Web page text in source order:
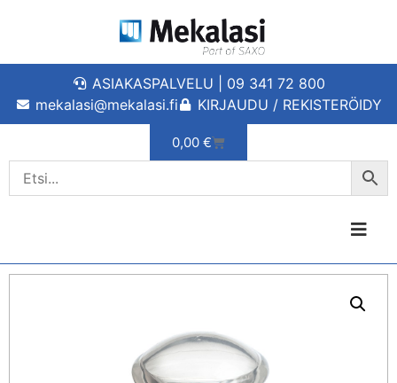
ASIAKASPALVELU | 09 341 72 800
mekalasi@mekalasi.fi
KIRJAUDU / REKISTERÖIDY
0,00 €